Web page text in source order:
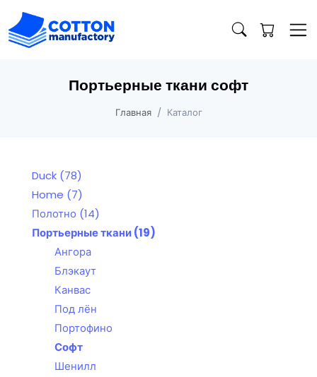
Портьерные ткани софт
Главная Каталог
Duck (78)
Home (7)
Полотно (14)
Портьерные ткани(19)
Ангора
Блэкаут
Канвас
Под лён
Портофино
Софт
Шенилл